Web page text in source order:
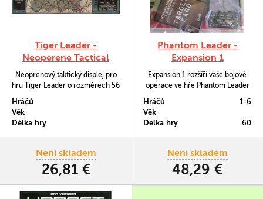
Tiger Leader -
Neoperene Tactical
Display
Neoprenový taktický displej pro
hru Tiger Leader o rozměrech 56
Hráčů
Věk
Délka hry
Není skladem
26,81 €
Phantom Leader -
Expansion 1
Expansion 1 rozšíří vaše bojové
operace ve hře Phantom Leader
Hráčů
1-6
Věk
Délka hry
60
Není skladem
48,29 €